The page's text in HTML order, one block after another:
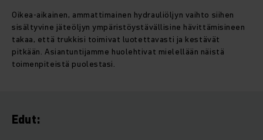
Oikea-aikainen, ammattimainen hydrauliöljyn vaihto siihen
sisältyvine jäteöljyn ympäristöystävällisine hävittämisineen
takaa, että trukkisi toimivat luotettavasti ja kestävät
pitkään. Asiantuntijamme huolehtivat mielellään näistä
toimenpiteistä puolestasi.
Edut: